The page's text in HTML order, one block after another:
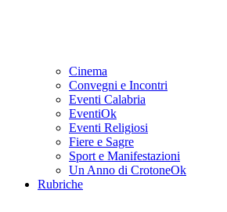
Cinema
Convegni e Incontri
Eventi Calabria
EventiOk
Eventi Religiosi
Fiere e Sagre
Sport e Manifestazioni
Un Anno di CrotoneOk
Rubriche